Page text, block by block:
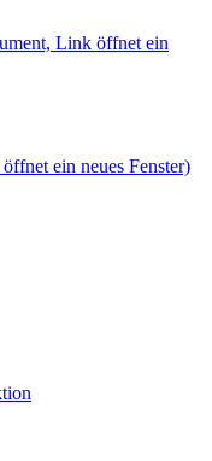
Link öffnet ein
ein neues Fenster)